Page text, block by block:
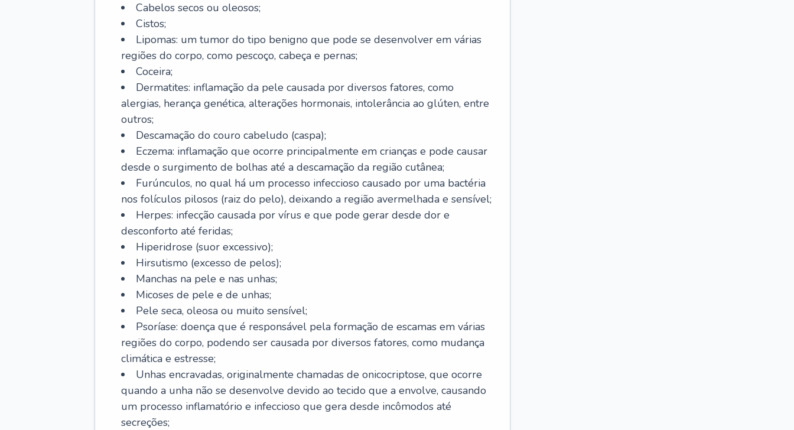
Cabelos secos ou oleosos;
Cistos;
Lipomas: um tumor do tipo benigno que pode se desenvolver em várias
regiões do corpo, como pescoço, cabeça e pernas;
Coceira;
Dermatites: inflamação da pele causada por diversos fatores, como
alergias, herança genética, alterações hormonais, intolerância ao glúten, entre
outros;
Descamação do couro cabeludo (caspa);
Eczema: inflamação que ocorre principalmente em crianças e pode causar
desde o surgimento de bolhas até a descamação da região cutânea;
Furúnculos, no qual há um processo infeccioso causado por uma bactéria
nos folículos pilosos (raiz do pelo), deixando a região avermelhada e sensível;
Herpes: infecção causada por vírus e que pode gerar desde dor e
desconforto até feridas;
Hiperidrose (suor excessivo);
Hirsutismo (excesso de pelos);
Manchas na pele e nas unhas;
Micoses de pele e de unhas;
Pele seca, oleosa ou muito sensível;
Psoríase: doença que é responsável pela formação de escamas em várias
regiões do corpo, podendo ser causada por diversos fatores, como mudança
climática e estresse;
Unhas encravadas, originalmente chamadas de onicocriptose, que ocorre
quando a unha não se desenvolve devido ao tecido que a envolve, causando
um processo inflamatório e infeccioso que gera desde incômodos até
secreções;